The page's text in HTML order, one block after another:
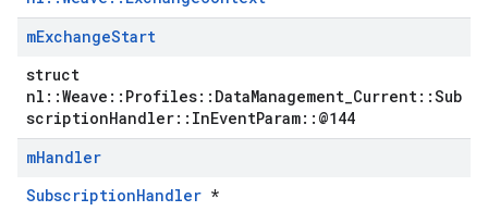
mExchangeStart
struct
nl::Weave::Profiles::DataManagement_Current::Sub
scriptionHandler::InEventParam::@144
mHandler
SubscriptionHandler *